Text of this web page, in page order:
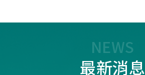
NEWS
最新消息